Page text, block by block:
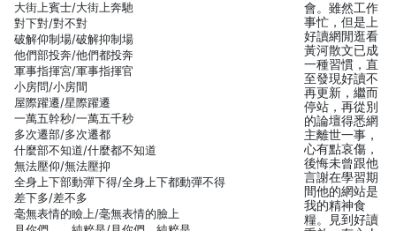
大街上賓士/大街上奔馳
對下對/對不對
破解仰制場/破解抑制場
他們部投奔/他們都投奔
軍事指揮宮/軍事指揮官
小房問/小房間
屋際躍遷/星際躍遷
一萬五幹秒/一萬五千秒
多次遷部/多次遷都
什麼部不知道/什麼都不知道
無法壓仰/無法壓抑
全身上下部動彈下得/全身上下都動彈不得
差下多/差不多
毫無表情的瞼上/毫無表情的臉上
會。雖然工作
事忙，但是上
好讀網閒逛看
黃河散文已成
一種習慣，直
至發現好讀不
再更新，繼而
停站，再從別
的論壇得悉網
主離世一事，
心有點哀傷，
後悔未曾跟他
言謝在學習期
間他的網站是
我的精神食
糧。見到好讀